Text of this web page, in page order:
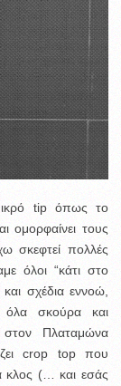
tip όπως το
ομορφαίνει τους
σκεφτεί πολλές
όλοι “κάτι στο
σχέδια εννοώ,
σκούρα και
Πλαταμώνα
crop top που
κλος (… και εσάς